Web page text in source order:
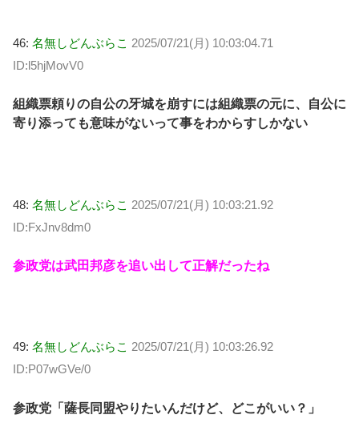
46: 名無しどんぶらこ 2025/07/21(月) 10:03:04.71
ID:l5hjMovV0
組織票頼りの自公の牙城を崩すには組織票の元に、自公に
寄り添っても意味がないって事をわからすしかない
48: 名無しどんぶらこ 2025/07/21(月) 10:03:21.92
ID:FxJnv8dm0
参政党は武田邦彦を追い出して正解だったね
49: 名無しどんぶらこ 2025/07/21(月) 10:03:26.92
ID:P07wGVe/0
参政党「薩長同盟やりたいんだけど、どこがいい？」